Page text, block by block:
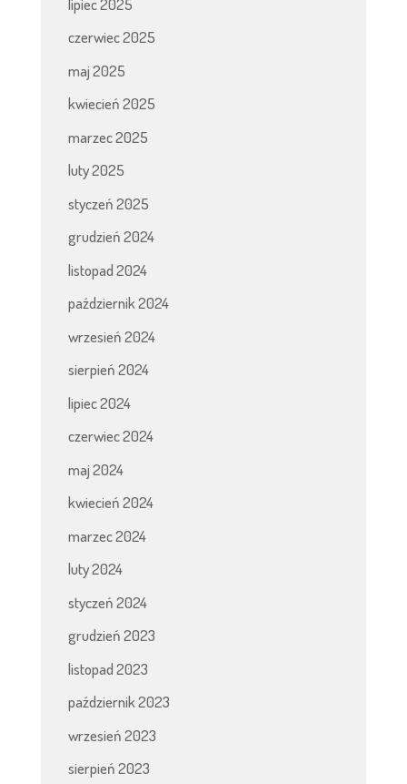
czerwiec 2025
maj 2025
kwiecień 2025
marzec 2025
luty 2025
styczeń 2025
grudzień 2024
listopad 2024
październik 2024
wrzesień 2024
sierpień 2024
lipiec 2024
czerwiec 2024
maj 2024
kwiecień 2024
marzec 2024
luty 2024
styczeń 2024
grudzień 2023
listopad 2023
październik 2023
wrzesień 2023
sierpień 2023